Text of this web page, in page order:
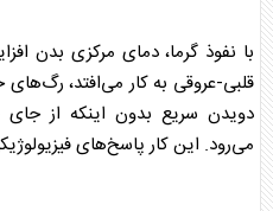
با نفوذ گرما، دمای مرکزی بدن
قلبی-عروقی به کار می‌افتد،
دویدن سریع بدون اینکه از جای
می‌رود. این کار پاسخ‌های